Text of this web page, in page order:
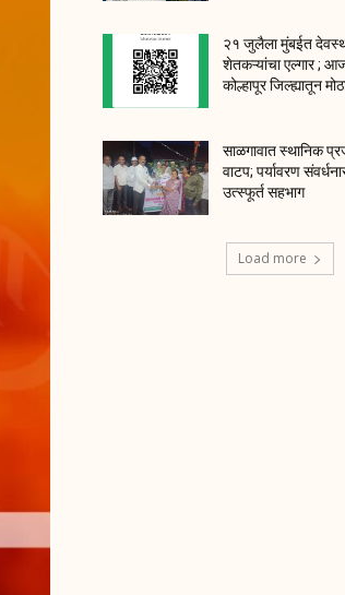
२१ जुलैला मुंबईत
शेतकऱ्यांचा एल्गार ;
कोल्हापूर जिल्ह्यातून
साळगावात स्थानिक
वाटप; पर्यावरण
उत्स्फूर्त सहभाग
Load more